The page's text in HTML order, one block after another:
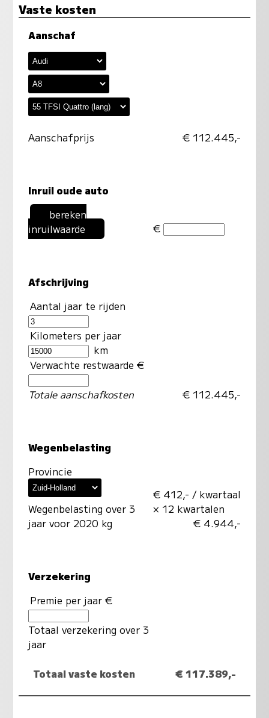
Vaste kosten
Aanschaf
Aanschafprijs € 112.445,-
Inruil oude auto
bereken
inruilwaarde
€
Afschrijving
Aantal jaar te rijden
Kilometers per jaar
km
Verwachte restwaarde €
Totale aanschafkosten € 112.445,-
Wegenbelasting
Provincie
Wegenbelasting over 3
jaar voor 2020 kg
€ 412,- / kwartaal
× 12 kwartalen
€ 4.944,-
Verzekering
Premie per jaar €
Totaal verzekering over 3
jaar
Totaal vaste kosten € 117.389,-